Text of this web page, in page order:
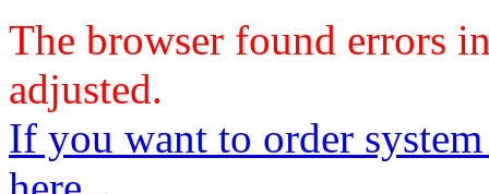
The browser found errors
adjusted.
If you want to order